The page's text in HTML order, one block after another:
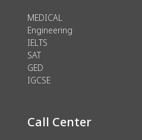
MEDICAL
Engineering
IELTS
SAT
GED
IGCSE
Call Center